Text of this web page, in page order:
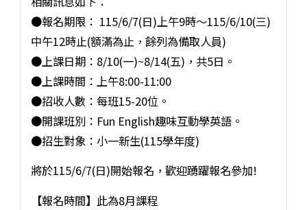
●報名期限： 115/6/7(日)上午9時～115/6/10(三)
中午12時止(額滿為止，餘列為備取人員)
●上課日期：8/10(一)~8/14(五)，共5日。
●上課時間：上午8:00-11:00
●招收人數：每班15-20位。
●開課班別：Fun English趣味互動學英語。
●招生對象：小一新生(115學年度)
將於115/6/7(日)開始報名，歡迎踴躍報名參加!
【報名時間】此為8月課程